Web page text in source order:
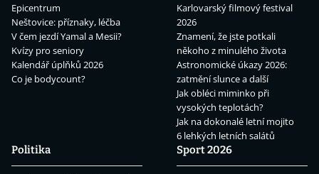
Epicentrum
Neštovice: příznaky, léčba
V čem jezdí Yamal a Mesii?
Kvízy pro seniory
Kalendář úplňků 2026
Co je bodycount?
Karlovarský filmový festival
2026
Znamení, že jste potkali
někoho z minulého života
Astronomické úkazy 2026:
zatmění slunce a další
Jak obléci miminko při
vysokých teplotách?
Jak na dokonalé letní mojito
6 lehkých letních salátů
Politika
Sport 2026